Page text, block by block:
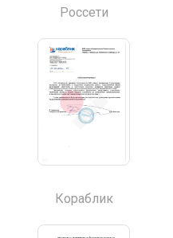
Россети
Кораблик